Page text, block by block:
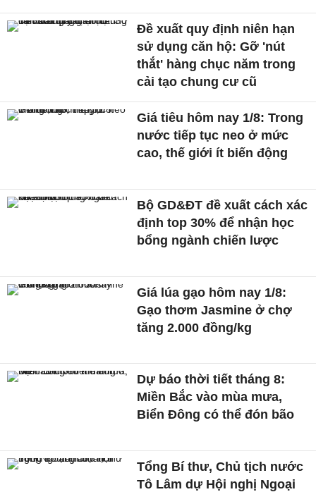
Đề xuất quy định niên hạn
sử dụng căn hộ: Gỡ 'nút
thắt' hàng chục năm trong
cải tạo chung cư cũ
Giá tiêu hôm nay 1/8: Trong
nước tiếp tục neo ở mức
cao, thế giới ít biến động
Bộ GD&ĐT đề xuất cách xác
định top 30% để nhận học
bổng ngành chiến lược
Giá lúa gạo hôm nay 1/8:
Gạo thơm Jasmine ở chợ
tăng 2.000 đồng/kg
Dự báo thời tiết tháng 8:
Miền Bắc vào mùa mưa,
Biển Đông có thể đón bão
Tổng Bí thư, Chủ tịch nước
Tô Lâm dự Hội nghị Ngoại